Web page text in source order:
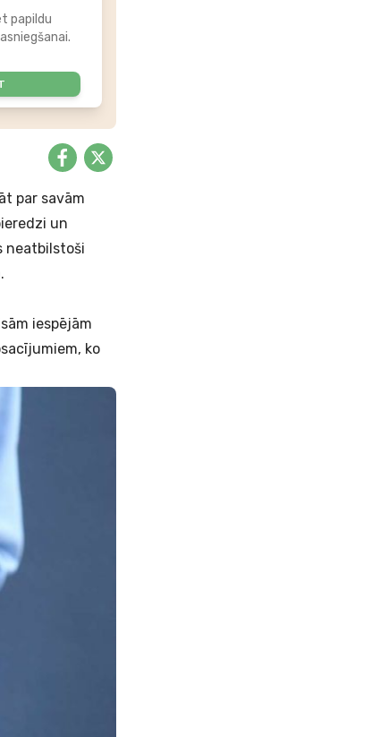
papildu
par savām
un
neatbilstoši
iespējām
ko